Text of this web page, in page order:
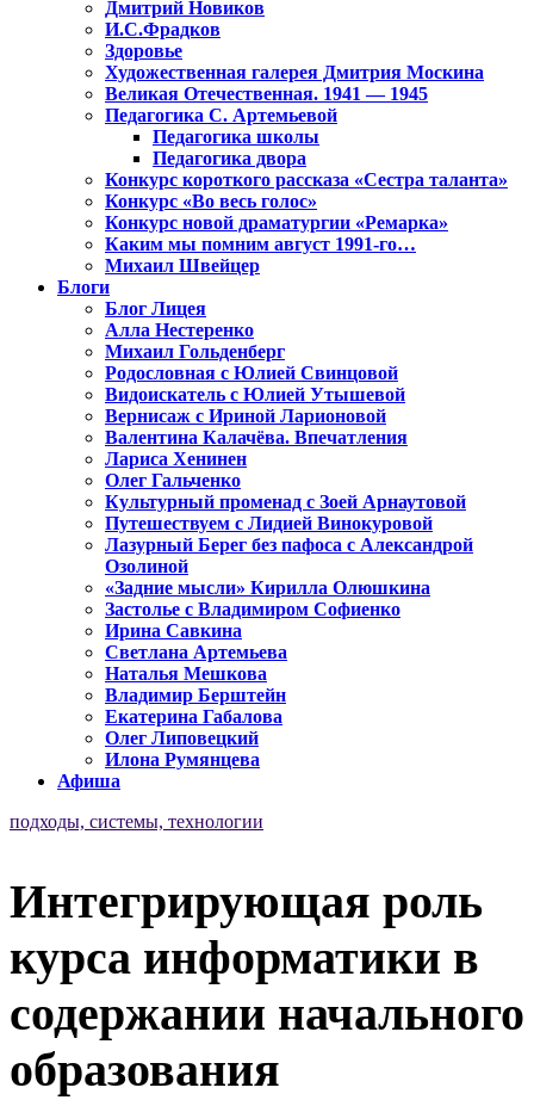
Дмитрий Новиков
И.С.Фрадков
Здоровье
Художественная галерея Дмитрия Москина
Великая Отечественная. 1941 — 1945
Педагогика С. Артемьевой
Педагогика школы
Педагогика двора
Конкурс короткого рассказа «Сестра таланта»
Конкурс «Во весь голос»
Конкурс новой драматургии «Ремарка»
Каким мы помним август 1991-го…
Михаил Швейцер
Блоги
Блог Лицея
Алла Нестеренко
Михаил Гольденберг
Родословная с Юлией Свинцовой
Видоискатель с Юлией Утышевой
Вернисаж с Ириной Ларионовой
Валентина Калачёва. Впечатления
Лариса Хенинен
Олег Гальченко
Культурный променад с Зоей Арнаутовой
Путешествуем с Лидией Винокуровой
Лазурный Берег без пафоса с Александрой
Озолиной
«Задние мысли» Кирилла Олюшкина
Застолье с Владимиром Софиенко
Ирина Савкина
Светлана Артемьева
Наталья Мешкова
Владимир Берштейн
Екатерина Габалова
Олег Липовецкий
Илона Румянцева
Афиша
подходы, системы, технологии
Интегрирующая роль
курса информатики в
содержании начального
образования